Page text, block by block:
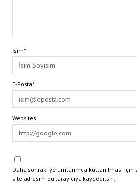
İsim*
E-Posta*
Websitesi
Daha sonraki yorumlarımda kullanılması için
site adresim bu tarayıcıya kaydedilsin.